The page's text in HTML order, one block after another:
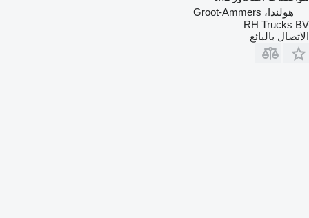
هولندا، Groot-Ammers
RH Trucks BV
الاتصال بالبائع